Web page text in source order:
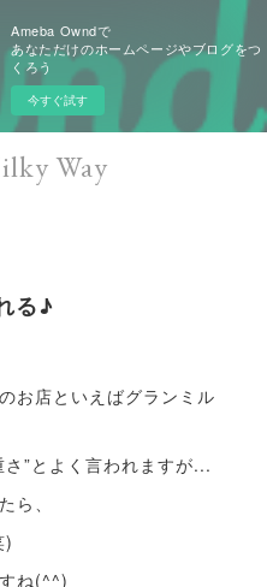
Ameba Owndで
あなただけのホームページやブログをつ
くろう
今すぐ試す
Way
る♪
お店といえばグランミル
”とよく言われますが...
ら、
)
ね(^^)